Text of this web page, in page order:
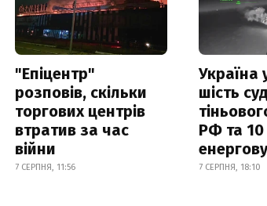
"Епіцентр"
розповів, скільки
торгових центрів
втратив за час
війни
7 СЕРПНЯ, 11:56
Україна
шість
РФ та 10
7 СЕРПНЯ, 18:10